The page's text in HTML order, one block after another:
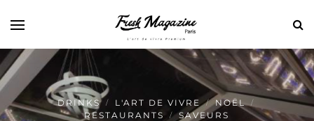
DRINKS / L'ART DE VIVRE / NOËL /
RESTAURANTS / SAVEURS